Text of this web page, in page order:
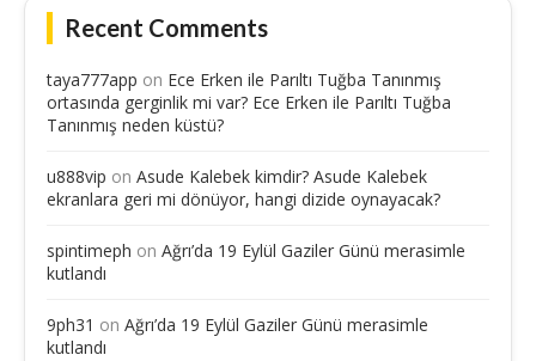
Recent Comments
taya777app on Ece Erken ile Parıltı Tuğba Tanınmış
ortasında gerginlik mi var? Ece Erken ile Parıltı Tuğba
Tanınmış neden küstü?
u888vip on Asude Kalebek kimdir? Asude Kalebek
ekranlara geri mi dönüyor, hangi dizide oynayacak?
spintimeph on Ağrı’da 19 Eylül Gaziler Günü merasimle
kutlandı
9ph31 on Ağrı’da 19 Eylül Gaziler Günü merasimle
kutlandı